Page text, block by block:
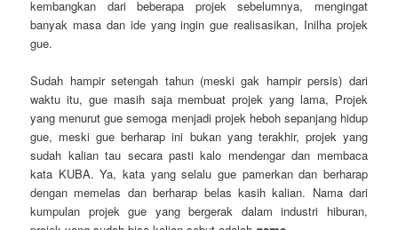
kembangkan dari beberapa projek sebelumnya, mengingat
banyak masa dan ide yang ingin gue realisasikan, Inilha projek
gue.
Sudah hampir setengah tahun (meski gak hampir persis) dari
waktu itu, gue masih saja membuat projek yang lama, Projek
yang menurut gue semoga menjadi projek heboh sepanjang hidup
gue, meski gue berharap ini bukan yang terakhir, projek yang
sudah kalian tau secara pasti kalo mendengar dan membaca
kata KUBA. Ya, kata yang selalu gue pamerkan dan berharap
dengan memelas dan berharap belas kasih kalian. Nama dari
kumpulan projek gue yang bergerak dalam industri hiburan,